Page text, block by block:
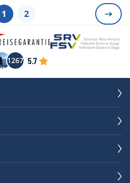
1 2
1267 5.7